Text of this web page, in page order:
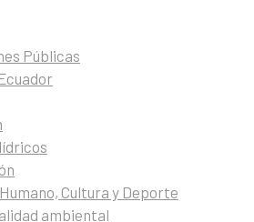
Públicas
Cultura y Deporte
ambiental